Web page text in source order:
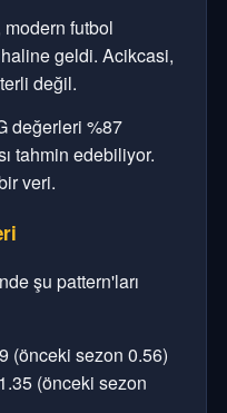
futbol
geldi. Acikcasi,
değil.
değerleri %87
tahmin edebiliyor.
veri.
şu pattern'ları
(önceki sezon 0.56)
(önceki sezon